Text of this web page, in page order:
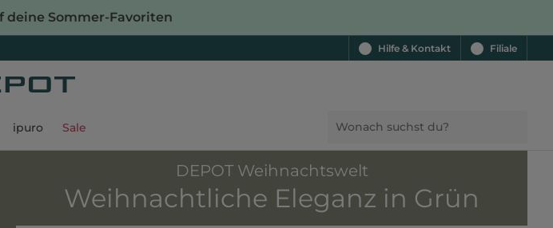
deine Sommer-Favoriten
Hilfe & Kontakt Filiale
ipuro Sale
Weihnachtliche Eleganz in Grün
DEPOT Weihnachtswelt